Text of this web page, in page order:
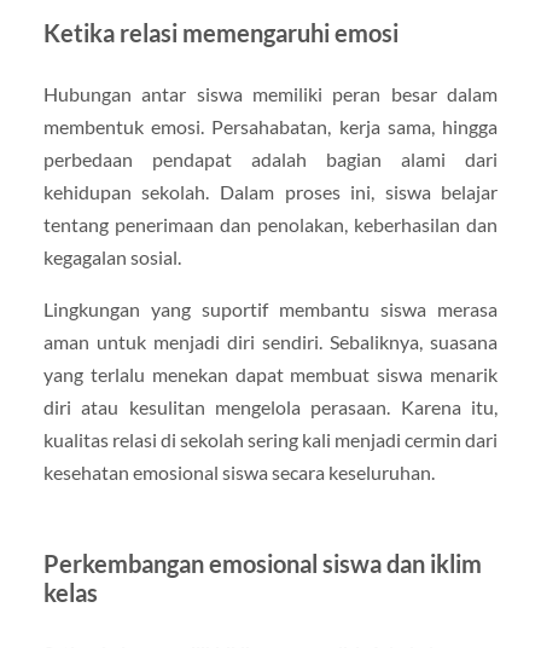
Ketika relasi memengaruhi emosi
Hubungan antar siswa memiliki peran besar dalam
membentuk emosi. Persahabatan, kerja sama, hingga
perbedaan pendapat adalah bagian alami dari
kehidupan sekolah. Dalam proses ini, siswa belajar
tentang penerimaan dan penolakan, keberhasilan dan
kegagalan sosial.
Lingkungan yang suportif membantu siswa merasa
aman untuk menjadi diri sendiri. Sebaliknya, suasana
yang terlalu menekan dapat membuat siswa menarik
diri atau kesulitan mengelola perasaan. Karena itu,
kualitas relasi di sekolah sering kali menjadi cermin dari
kesehatan emosional siswa secara keseluruhan.
Perkembangan emosional siswa dan iklim
kelas